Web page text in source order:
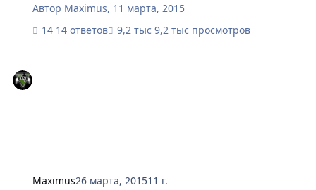
Автор Maximus, 11 марта, 2015
14 ответов
9,2 тыс просмотров
Maximus26 марта, 201511 г.